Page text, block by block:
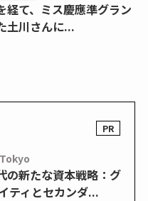
経て、ミス慶應準グラン
土川さんに...
の新たな資本戦略：グ
ティとセカンダ...